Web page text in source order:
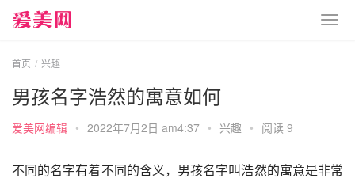
首页 兴趣
男孩名字浩然的寓意如何
爱美网编辑 • 2022年7月2日 am4:37 • 兴趣 • 阅读 9
不同的名字有着不同的含义，男孩名字叫浩然的寓意是非常